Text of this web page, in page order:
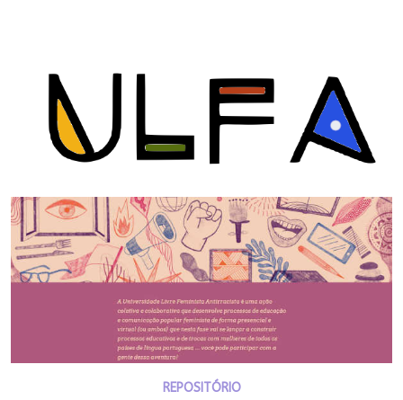
REPOSITÓRIO